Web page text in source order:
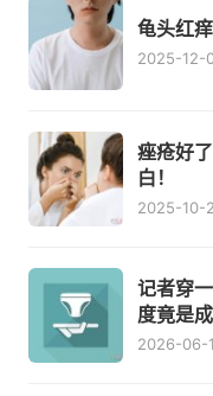
龟头红
2025-12-
痤疮好
白！
2025-10-
记者穿
度竟是
2026-06-